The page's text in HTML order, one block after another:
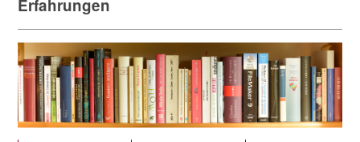
Erfahrungen